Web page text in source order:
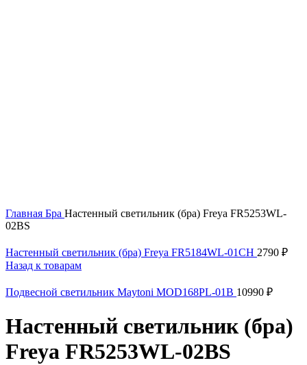
Главная Бра Настенный светильник (бра) Freya FR5253WL-
02BS
Настенный светильник (бра) Freya FR5184WL-01CH 2790 ₽
Назад к товарам
Подвесной светильник Maytoni MOD168PL-01B 10990 ₽
Настенный светильник (бра)
Freya FR5253WL-02BS